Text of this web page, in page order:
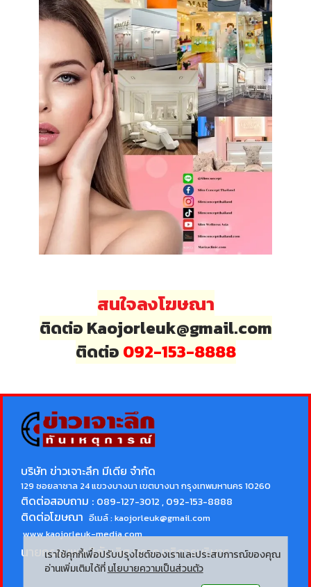
สนใจลงโฆษณา
ติดต่อ Kaojorleuk@gmail.com
ติดต่อ 092-153-8888
บริษัท ข่าวเจาะลึก มีเดีย จำกัด
129 ซอยลาซาล 24 แขวงบางนา เขตบางนา กรุงเทพมหานคร 10260
ติดต่อสอบถาม : 089-127-3012 , 092-153-8888
ติดต่อโฆษณา อีเมล์ :kaojorleuk@gmail.com
www.kaojorleuk-media.com
นายกรธนพล วิลัยเลิศบรรณาธิการบริหาร
เราใช้คุกกี้เพื่อปรับปรุงไซต์ของเราและประสบการณ์ของคุณ
อ่านเพิ่มเติมได้ที่ นโยบายความเป็นส่วนตัว